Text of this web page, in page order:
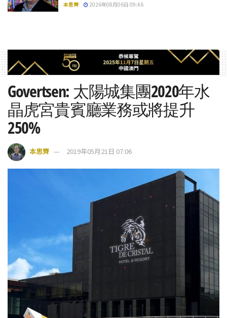
本思齊 2026年08月06日 09:46
Govertsen: 太陽城集團2020年水
晶虎宮貴賓廳業務或將提升
250%
本思齊 2019年05月21日 07:06